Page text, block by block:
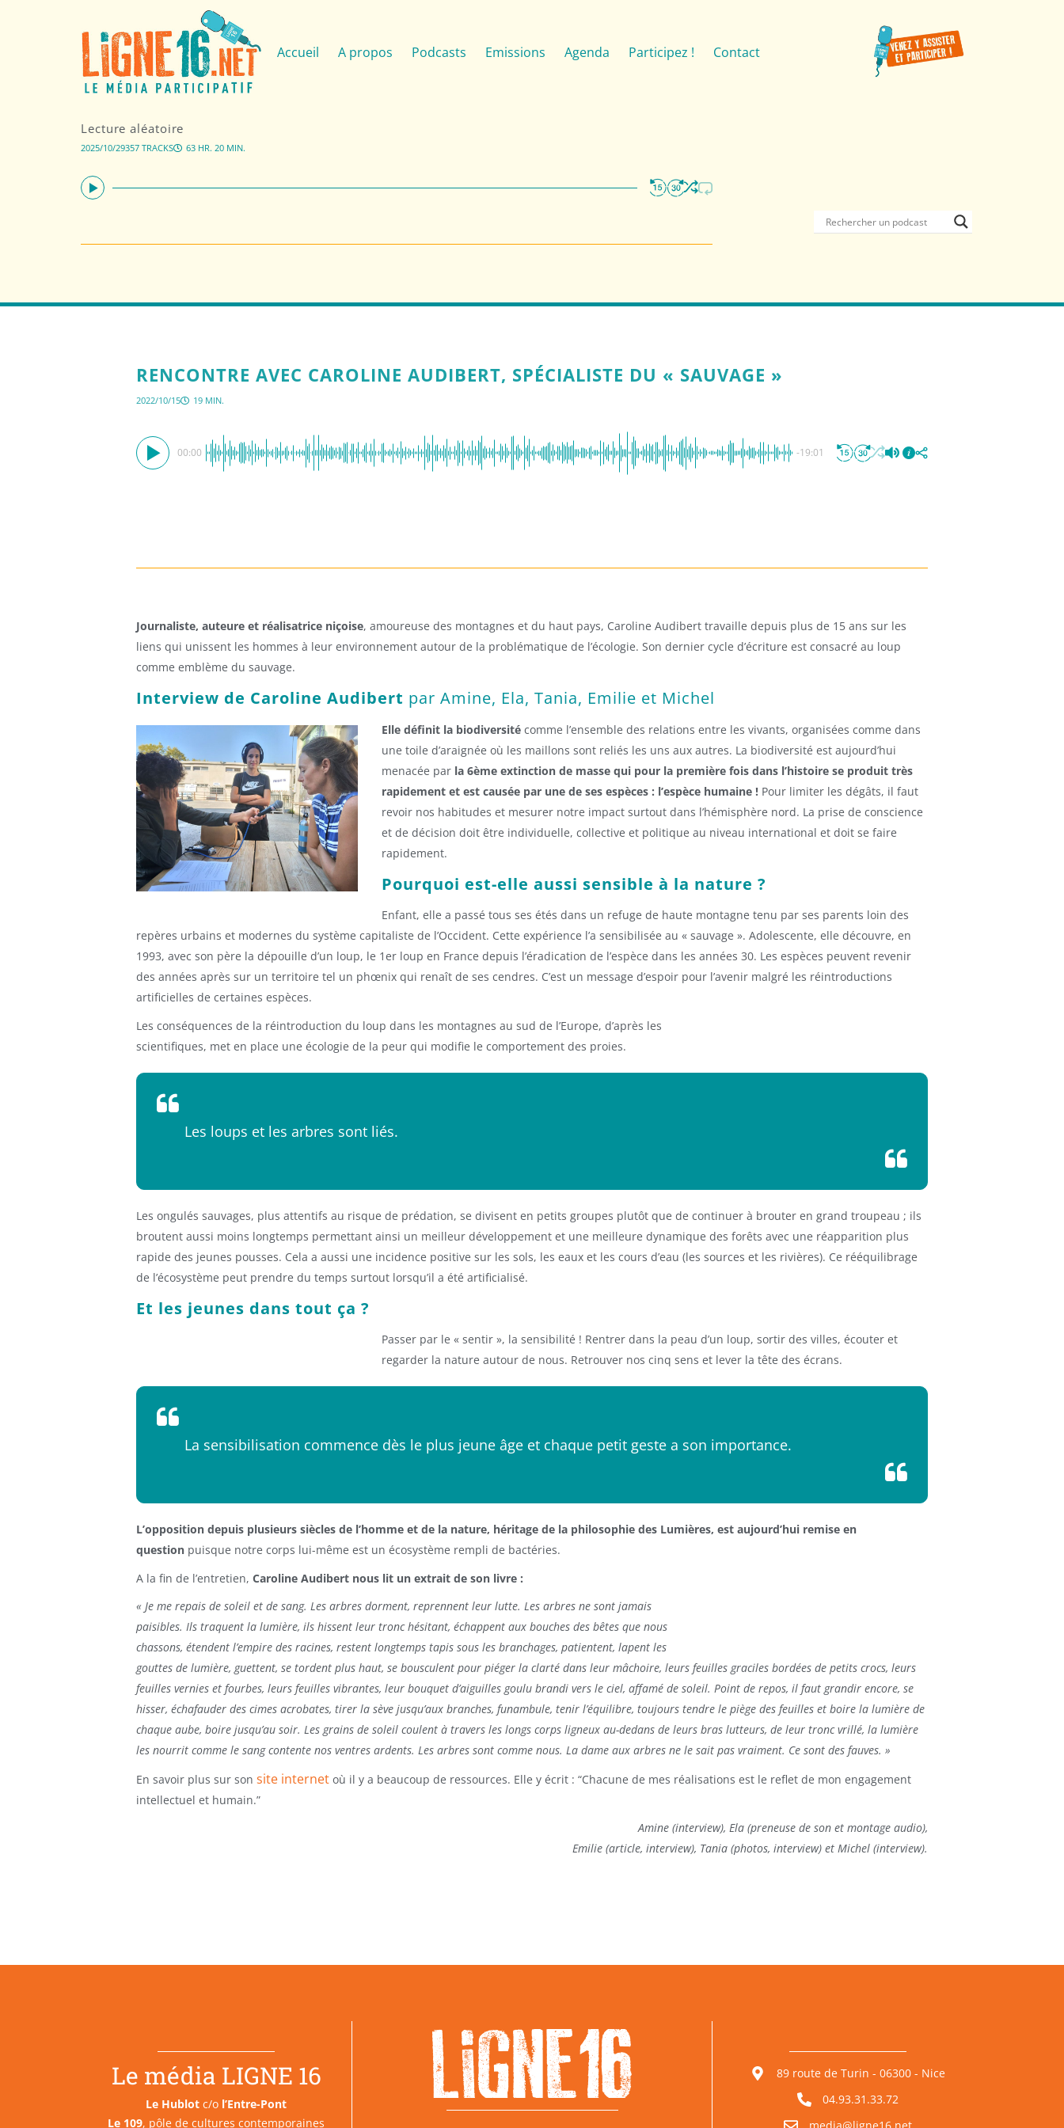
Accueil A propos Podcasts Emissions Agenda Participez ! Contact
Lecture aléatoire
2025/10/29357 TRACKS 63 HR. 20 MIN.
RENCONTRE AVEC CAROLINE AUDIBERT, SPÉCIALISTE DU « SAUVAGE »
2022/10/15 19 MIN.
00:00 -19:01
Journaliste, auteure et réalisatrice niçoise, amoureuse des montagnes et du haut pays, Caroline Audibert travaille depuis plus de 15 ans sur les
liens qui unissent les hommes à leur environnement autour de la problématique de l’écologie. Son dernier cycle d’écriture est consacré au loup
comme emblème du sauvage.
Interview de Caroline Audibert par Amine, Ela, Tania, Emilie et Michel
Elle définit la biodiversité comme l’ensemble des relations entre les vivants, organisées comme dans
une toile d’araignée où les maillons sont reliés les uns aux autres. La biodiversité est aujourd’hui
menacée par la 6ème extinction de masse qui pour la première fois dans l’histoire se produit très
rapidement et est causée par une de ses espèces : l’espèce humaine ! Pour limiter les dégâts, il faut
revoir nos habitudes et mesurer notre impact surtout dans l’hémisphère nord. La prise de conscience
et de décision doit être individuelle, collective et politique au niveau international et doit se faire
rapidement.
Pourquoi est-elle aussi sensible à la nature ?
Enfant, elle a passé tous ses étés dans un refuge de haute montagne tenu par ses parents loin des
repères urbains et modernes du système capitaliste de l’Occident. Cette expérience l’a sensibilisée au « sauvage ». Adolescente, elle découvre, en
1993, avec son père la dépouille d’un loup, le 1er loup en France depuis l’éradication de l’espèce dans les années 30. Les espèces peuvent revenir
des années après sur un territoire tel un phœnix qui renaît de ses cendres. C’est un message d’espoir pour l’avenir malgré les réintroductions
artificielles de certaines espèces.
Les conséquences de la réintroduction du loup dans les montagnes au sud de l’Europe, d’après les
scientifiques, met en place une écologie de la peur qui modifie le comportement des proies.
Les loups et les arbres sont liés.
Les ongulés sauvages, plus attentifs au risque de prédation, se divisent en petits groupes plutôt que de continuer à brouter en grand troupeau ; ils
broutent aussi moins longtemps permettant ainsi un meilleur développement et une meilleure dynamique des forêts avec une réapparition plus
rapide des jeunes pousses. Cela a aussi une incidence positive sur les sols, les eaux et les cours d’eau (les sources et les rivières). Ce rééquilibrage
de l’écosystème peut prendre du temps surtout lorsqu’il a été artificialisé.
Et les jeunes dans tout ça ?
Passer par le « sentir », la sensibilité ! Rentrer dans la peau d’un loup, sortir des villes, écouter et
regarder la nature autour de nous. Retrouver nos cinq sens et lever la tête des écrans.
La sensibilisation commence dès le plus jeune âge et chaque petit geste a son importance.
L’opposition depuis plusieurs siècles de l’homme et de la nature, héritage de la philosophie des Lumières, est aujourd’hui remise en
question puisque notre corps lui-même est un écosystème rempli de bactéries.
A la fin de l’entretien, Caroline Audibert nous lit un extrait de son livre :
« Je me repais de soleil et de sang. Les arbres dorment, reprennent leur lutte. Les arbres ne sont jamais
paisibles. Ils traquent la lumière, ils hissent leur tronc hésitant, échappent aux bouches des bêtes que nous
chassons, étendent l’empire des racines, restent longtemps tapis sous les branchages, patientent, lapent les
gouttes de lumière, guettent, se tordent plus haut, se bousculent pour piéger la clarté dans leur mâchoire, leurs feuilles graciles bordées de petits crocs, leurs
feuilles vernies et fourbes, leurs feuilles vibrantes, leur bouquet d’aiguilles goulu brandi vers le ciel, affamé de soleil. Point de repos, il faut grandir encore, se
hisser, échafauder des cimes acrobates, tirer la sève jusqu’aux branches, funambule, tenir l’équilibre, toujours tendre le piège des feuilles et boire la lumière de
chaque aube, boire jusqu’au soir. Les grains de soleil coulent à travers les longs corps ligneux au-dedans de leurs bras lutteurs, de leur tronc vrillé, la lumière
les nourrit comme le sang contente nos ventres ardents. Les arbres sont comme nous. La dame aux arbres ne le sait pas vraiment. Ce sont des fauves. »
En savoir plus sur son site internet où il y a beaucoup de ressources. Elle y écrit : “Chacune de mes réalisations est le reflet de mon engagement
intellectuel et humain.”
Amine (interview), Ela (preneuse de son et montage audio),
Emilie (article, interview), Tania (photos, interview) et Michel (interview).
Le média LIGNE 16
Le Hublot c/o l’Entre-Pont
Le 109, pôle de cultures contemporaines
89 route de Turin - 06300 - Nice
04.93.31.33.72